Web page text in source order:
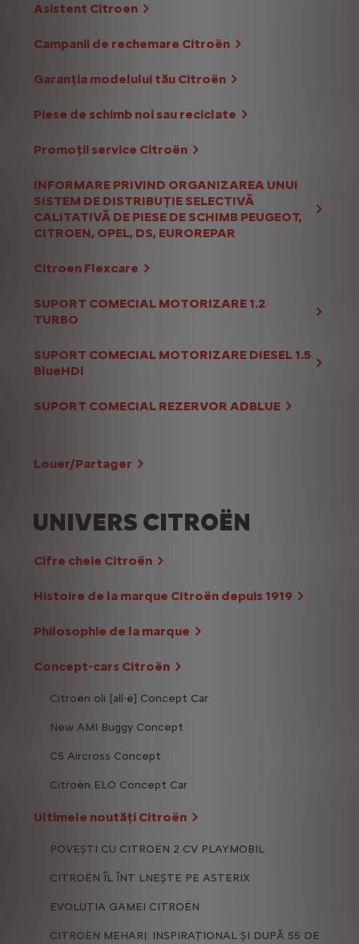
Asistent Citroen
Campanii de rechemare Citroën
Garanția modelului tău Citroën
Piese de schimb noi sau reciclate
Promoții service Citroën
INFORMARE PRIVIND ORGANIZAREA UNUI
SISTEM DE DISTRIBUȚIE SELECTIVĂ
CALITATIVĂ DE PIESE DE SCHIMB PEUGEOT,
CITROEN, OPEL, DS, EUROREPAR
Citroen Flexcare
SUPORT COMECIAL MOTORIZARE 1.2
TURBO
SUPORT COMECIAL MOTORIZARE DIESEL 1.5
BlueHDi
SUPORT COMECIAL REZERVOR ADBLUE
Louer/Partager
UNIVERS CITROËN
Cifre cheie Citroën
Histoire de la marque Citroën depuis 1919
Philosophie de la marque
Concept-cars Citroën
Citroën oli [all-ë] Concept Car
New AMI Buggy Concept
C5 Aircross Concept
Citroën ELO Concept Car
Ultimele noutăți Citroën
POVEȘTI CU CITROËN 2 CV PLAYMOBIL
CITROËN ÎL ÎNT LNEȘTE PE ASTERIX
EVOLUȚIA GAMEI CITROËN
CITROËN MEHARI: INSPIRAȚIONAL ȘI DUPĂ 55 DE